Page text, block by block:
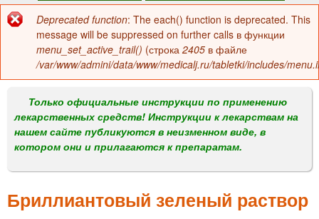
а
в
о
м
е
н
Сообщение
об
ошибке
Deprecated function: The each() function is deprecated. This
message will be suppressed on further calls в функции
menu_set_active_trail() (строка 2405 в файле
/var/www/admini/data/www/medicalj.ru/tabletki/includes/
Только официальные инструкции по применению
лекарственных средств! Инструкции к лекарствам на
нашем сайте публикуются в неизменном виде, в
котором они и прилагаются к препаратам.
Бриллиантовый зеленый раствор